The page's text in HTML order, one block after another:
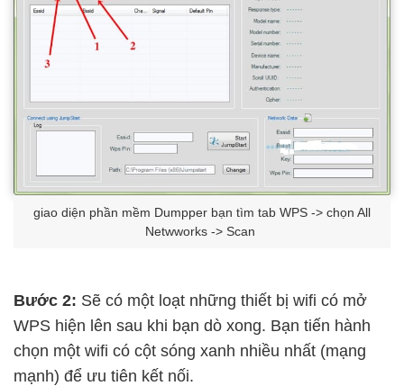
giao diện phần mềm Dumpper bạn tìm tab WPS -> chọn All
Netwworks -> Scan
Bước 2: Sẽ có một loạt những thiết bị wifi có mở
WPS hiện lên sau khi bạn dò xong. Bạn tiến hành
chọn một wifi có cột sóng xanh nhiều nhất (mạng
mạnh) để ưu tiên kết nối.